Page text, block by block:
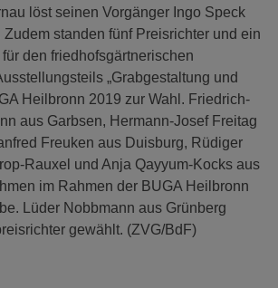
löst seinen Vorgänger Ingo Speck
Zudem standen fünf Preisrichter und ein
den friedhofsgärtnerischen
„Grabgestaltung und
Heilbronn 2019 zur Wahl. Friedrich-
aus Garbsen, Hermann-Josef Freitag
Freuken aus Duisburg, Rüdiger
Rauxel und Anja Qayyum-Kocks aus
im Rahmen der BUGA Heilbronn
Lüder Nobbmann aus Grünberg
gewählt. (ZVG/BdF)